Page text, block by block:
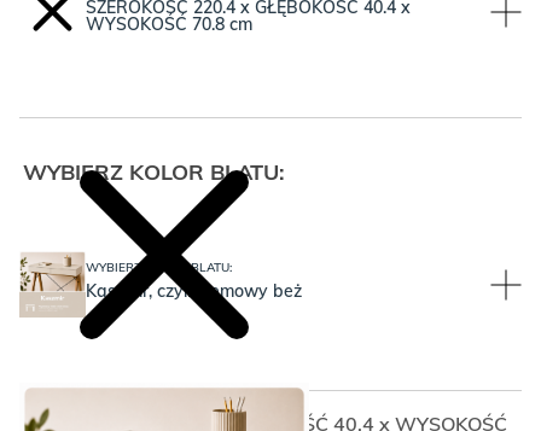
SZEROKOŚĆ 220.4 x GŁĘBOKOŚĆ 40.4 x
WYSOKOŚĆ 70.8 cm
SZEROKOŚĆ 220.4 x GŁĘBOKOŚĆ 40.4 x WYSOKOŚĆ
WYBIERZ KOLOR BLATU:
WYBIERZ KOLOR BLATU:
Kaszmir, czyli kremowy beż